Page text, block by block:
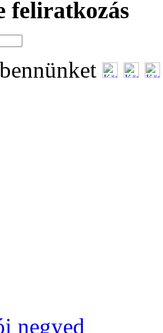
feliratkozás
negyed